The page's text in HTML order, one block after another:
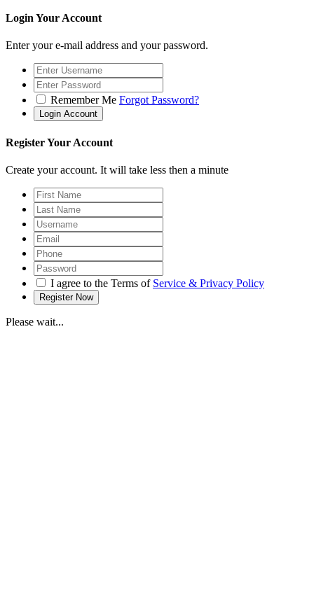
Login Your Account
Enter your e-mail address and your password.
Remember Me Forgot Password?
Register Your Account
Create your account. It will take less then a minute
I agree to the Terms of Service & Privacy Policy
Please wait...